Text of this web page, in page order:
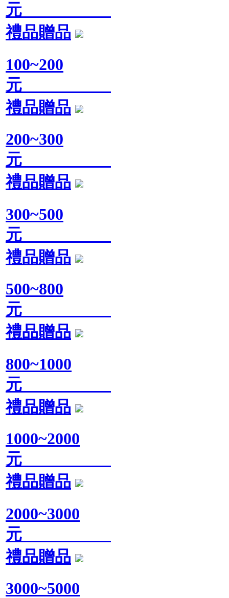
元
禮品贈品
100~200
元
禮品贈品
200~300
元
禮品贈品
300~500
元
禮品贈品
500~800
元
禮品贈品
800~1000
元
禮品贈品
1000~2000
元
禮品贈品
2000~3000
元
禮品贈品
3000~5000